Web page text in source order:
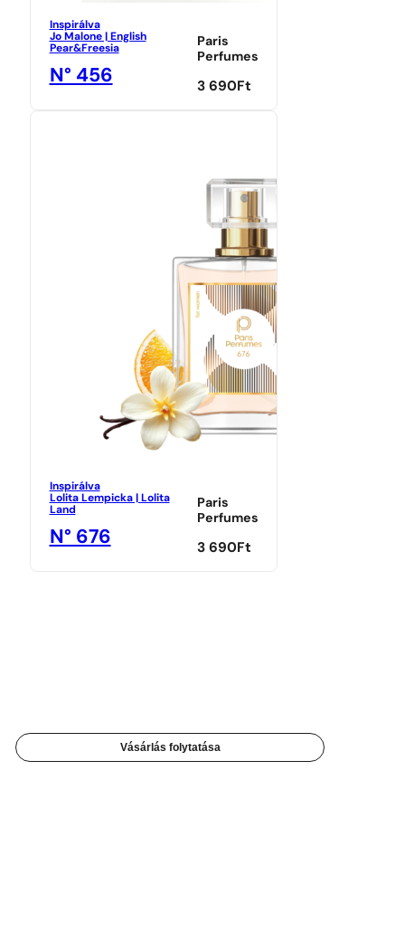
Inspirálva
Jo Malone | English
Pear&Freesia
N° 456
Paris
Perfumes
3 690 Ft
Inspirálva
Lolita Lempicka | Lolita
Land
N° 676
Paris
Perfumes
3 690Ft
Vásárlás folytatása